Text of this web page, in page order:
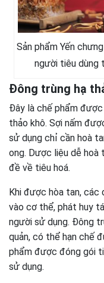
Sản phẩm Yến
người tiêu dùng
Đông trùng hạ
Đây là chế phẩm
thảo khô. Sợi nấm
sử dụng chỉ cần hoà
ong. Dược liệu dễ hoà
đề về tiêu hoá.
Khi được hòa tan,
vào cơ thể, phát huy
người sử dụng. Đông
quản, có thể hạn chế
phẩm được đóng gói
sử dụng.